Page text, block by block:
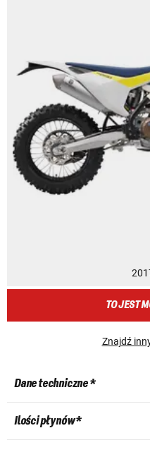
TO JEST
Znajdź
Dane techniczne *
Ilości płynów *